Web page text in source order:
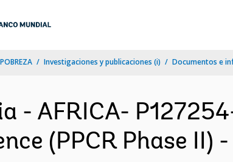
Investigaciones y publicaciones (i) Documentos e
- AFRICA-
(PPCR Phase II)